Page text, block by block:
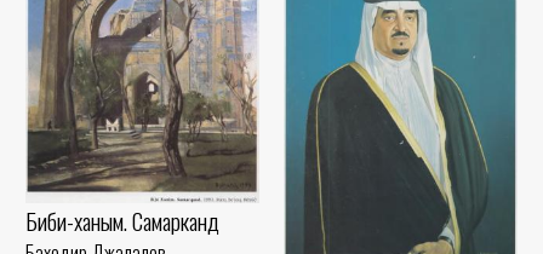
Биби-ханым. Самарканд